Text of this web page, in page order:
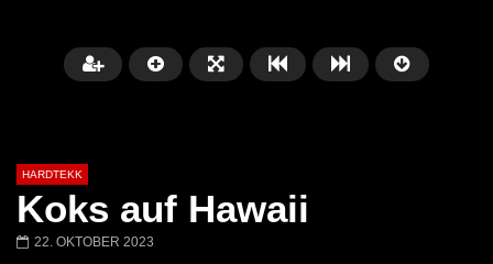
HARDTEKK
Koks auf Hawaii
22. OKTOBER 2023